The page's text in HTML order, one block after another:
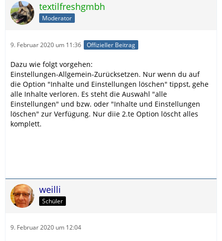
textilfreshgmbh
Moderator
9. Februar 2020 um 11:36 Offizieller Beitrag
Dazu wie folgt vorgehen:
Einstellungen-Allgemein-Zurücksetzen. Nur wenn du auf
die Option "Inhalte und Einstellungen löschen" tippst, gehe
alle Inhalte verloren. Es steht die Auswahl "alle
Einstellungen" und bzw. oder "Inhalte und Einstellungen
löschen" zur Verfügung. Nur diie 2.te Option löscht alles
komplett.
weilli
Schüler
9. Februar 2020 um 12:04